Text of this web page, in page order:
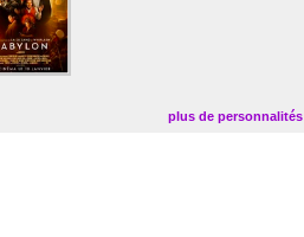
plus de personnalités